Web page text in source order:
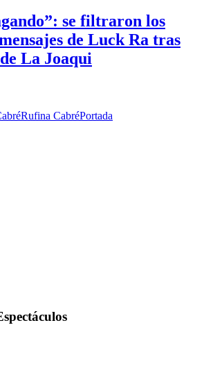
se filtraron los
de Luck Ra tras
La Joaqui
Rufina CabréPortada